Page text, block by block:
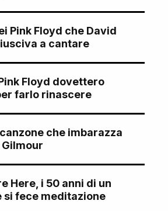
Pink Floyd che David
a cantare
Floyd dovettero
farlo rinascere
che imbarazza
Here, i 50 anni di un
si fece meditazione